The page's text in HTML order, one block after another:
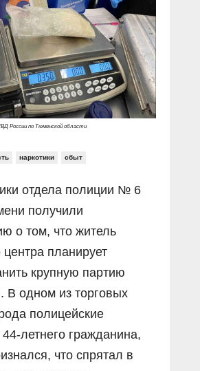
фильмы
меч»
России»
России по Тюменской области
наркотики сбыт
отдела полиции № 6
получили
о том, что житель
центра планирует
крупную партию
В одном из торговых
полицейские
летнего гражданина,
что спрятал в